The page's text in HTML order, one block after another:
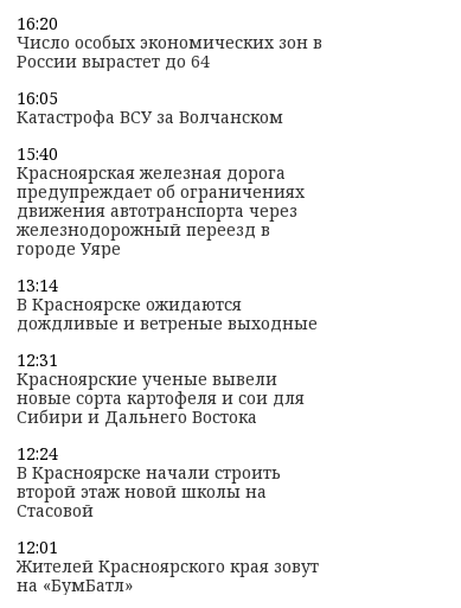
16:20
Число особых экономических зон в
России вырастет до 64
16:05
Катастрофа ВСУ за Волчанском
15:40
Красноярская железная дорога
предупреждает об ограничениях
движения автотранспорта через
железнодорожный переезд в
городе Уяре
13:14
В Красноярске ожидаются
дождливые и ветреные выходные
12:31
Красноярские ученые вывели
новые сорта картофеля и сои для
Сибири и Дальнего Востока
12:24
В Красноярске начали строить
второй этаж новой школы на
Стасовой
12:01
Жителей Красноярского края зовут
на «БумБатл»